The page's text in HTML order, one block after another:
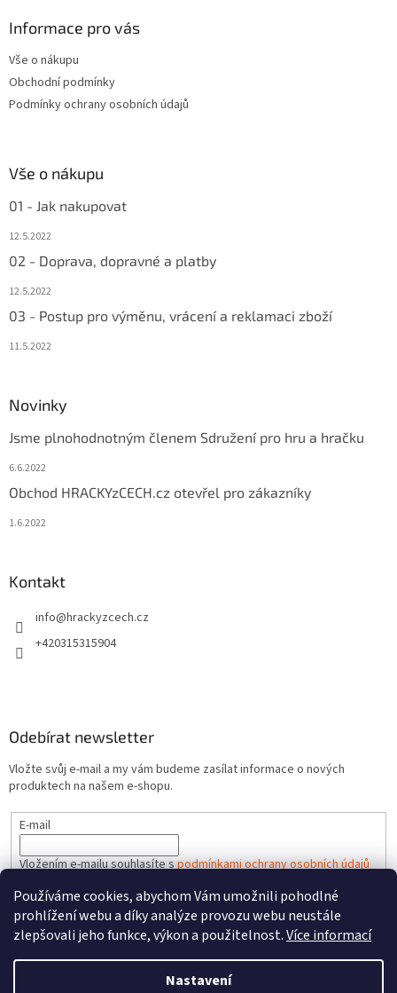
Používáme cookies, abychom Vám umožnili pohodlné
prohlížení webu a díky analýze provozu webu neustále
zlepšovali jeho funkce, výkon a použitelnost.Více informací
Nastavení
Informace pro vás
Vše o nákupu
Obchodní podmínky
Podmínky ochrany osobních údajů
Vše o nákupu
01 - Jak nakupovat
12.5.2022
02 - Doprava, dopravné a platby
12.5.2022
03 - Postup pro výměnu, vrácení a reklamaci zboží
11.5.2022
Novinky
Jsme plnohodnotným členem Sdružení pro hru a hračku
6.6.2022
Obchod HRACKYzCECH.cz otevřel pro zákazníky
1.6.2022
Kontakt
info@hrackyzcech.cz
+420315315904
Odebírat newsletter
Vložte svůj e-mail a my vám budeme zasílat informace o nových
produktech na našem e-shopu.
E-mail
Vložením e-mailu souhlasíte spodmínkami ochrany osobních údajů
PŘIHLÁSIT SE
Vytvořil Shoptet